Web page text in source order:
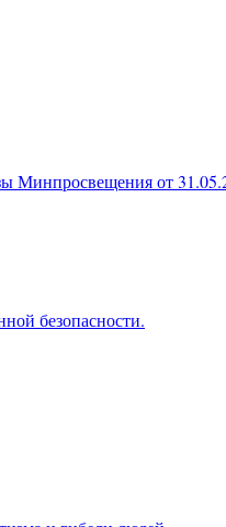
от
безопасности.